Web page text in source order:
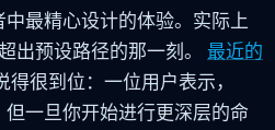
最精心设计的体验。实际上
出预设路径的那一刻。 最近的
得很到位：一位用户表示，
一旦你开始进行更深层的命